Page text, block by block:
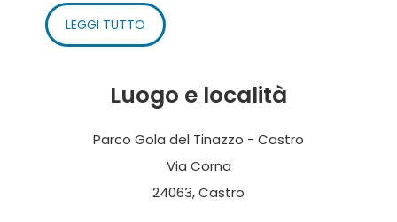
LEGGI TUTTO
Luogo e località
Parco Gola del Tinazzo - Castro
Via Corna
24063, Castro